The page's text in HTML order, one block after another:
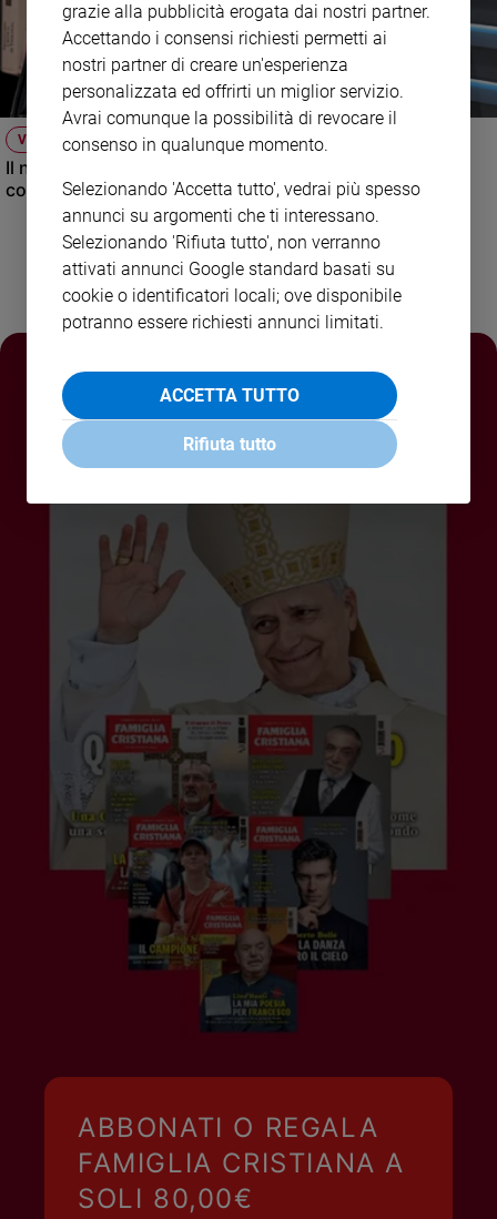
Policy
siamo
Registrati
VIDEO
Il nuovo numero di Famiglia Cristiana raccontato dal
condirettore.
ABBONATI O REGALA
FAMIGLIA CRISTIANA A
SOLI 80,00€
grazie alla pubblicità erogata dai nostri partner.
Accettando i consensi richiesti permetti ai
nostri partner di creare un'esperienza
personalizzata ed offrirti un miglior servizio.
Avrai comunque la possibilità di revocare il
consenso in qualunque momento.
Selezionando 'Accetta tutto', vedrai più spesso
annunci su argomenti che ti interessano.
Selezionando 'Rifiuta tutto', non verranno
attivati annunci Google standard basati su
cookie o identificatori locali; ove disponibile
potranno essere richiesti annunci limitati.
ACCETTA TUTTO
Rifiuta tutto